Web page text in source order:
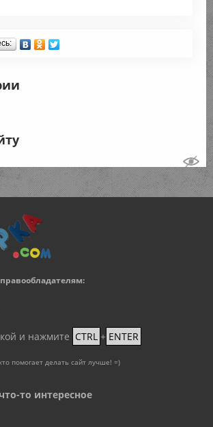
и нажмите CTRL + ENTER
помогает делать сайт лучше! =)
то интересное